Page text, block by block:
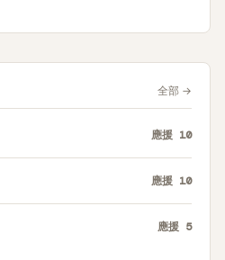
全部 →
應援 10
應援 10
應援 5